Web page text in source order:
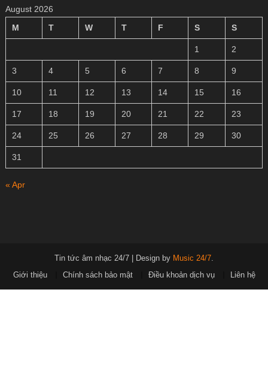
August 2026
M
T W T F S S
1 2
3 4 5 6 7 8 9
10 11 12 13 14 15 16
17 18 19 20 21 22 23
24 25 26 27 28 29 30
31
« Apr
Tin tức âm nhạc 24/7 Design by Music 24/7.
Giới thiệu
Chính sách bảo mật Điều khoản dịch vụ Liên hệ